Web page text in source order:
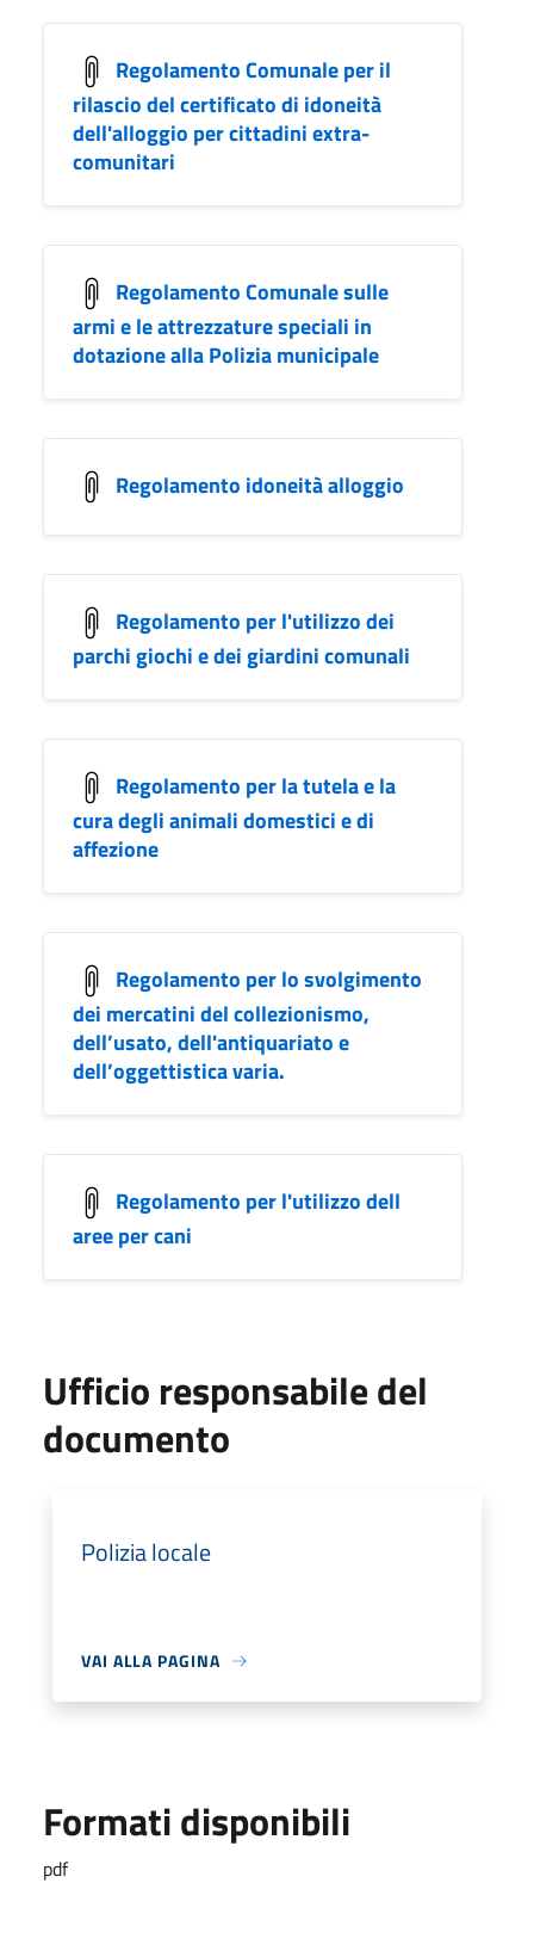
Regolamento Comunale per il
rilascio del certificato di idoneità
dell'alloggio per cittadini extra-
comunitari
Regolamento Comunale sulle
armi e le attrezzature speciali in
dotazione alla Polizia municipale
Regolamento idoneità alloggio
Regolamento per l'utilizzo dei
parchi giochi e dei giardini comunali
Regolamento per la tutela e la
cura degli animali domestici e di
affezione
Regolamento per lo svolgimento
dei mercatini del collezionismo,
dell’usato, dell'antiquariato e
dell’oggettistica varia.
Regolamento per l'utilizzo dell
aree per cani
Ufficio responsabile del
documento
Polizia locale
VAI ALLA PAGINA
Formati disponibili
pdf